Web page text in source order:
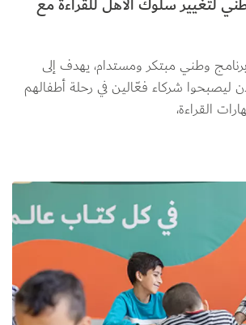
وطني مبتكر ومستدام، يهدف إلى
ليصبحوا شركاء فعّالين في رحلة أطفالهم
القراءة،